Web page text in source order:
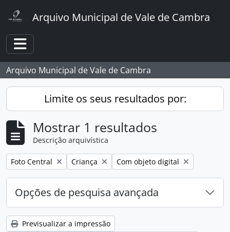
Arquivo Municipal de Vale de Cambra
Toggle navigation
Arquivo Municipal de Vale de Cambra
Limite os seus resultados por:
Mostrar 1 resultados
Descrição arquivística
Remover filtro:
Foto Central Remover filtro:
Criança Remover filtro:
Com objeto digital
Opções de pesquisa avançada
Previsualizar a impressão